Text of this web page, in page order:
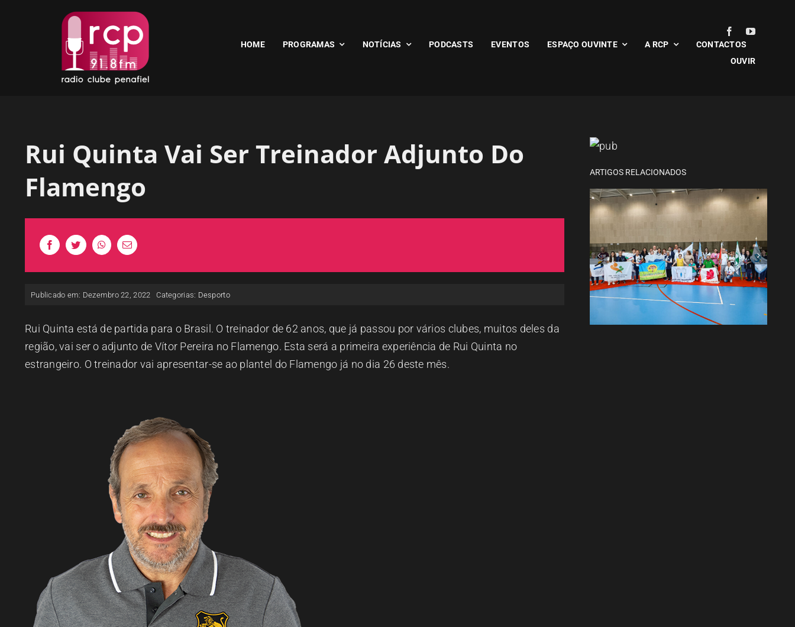
HOME PROGRAMAS NOTÍCIAS PODCASTS EVENTOS ESPAÇO OUVINTE A RCP
CONTACTOS
OUVIR
Rui Quinta Vai Ser Treinador Adjunto Do
Flamengo
Publicado em: Dezembro 22, 2022 Categorias: Desporto
Rui Quinta está de partida para o Brasil. O treinador de 62 anos, que já passou por vários clubes, muitos deles da
região, vai ser o adjunto de Vítor Pereira no Flamengo. Esta será a primeira experiência de Rui Quinta no
estrangeiro. O treinador vai apresentar-se ao plantel do Flamengo já no dia 26 deste mês.
ARTIGOS RELACIONADOS